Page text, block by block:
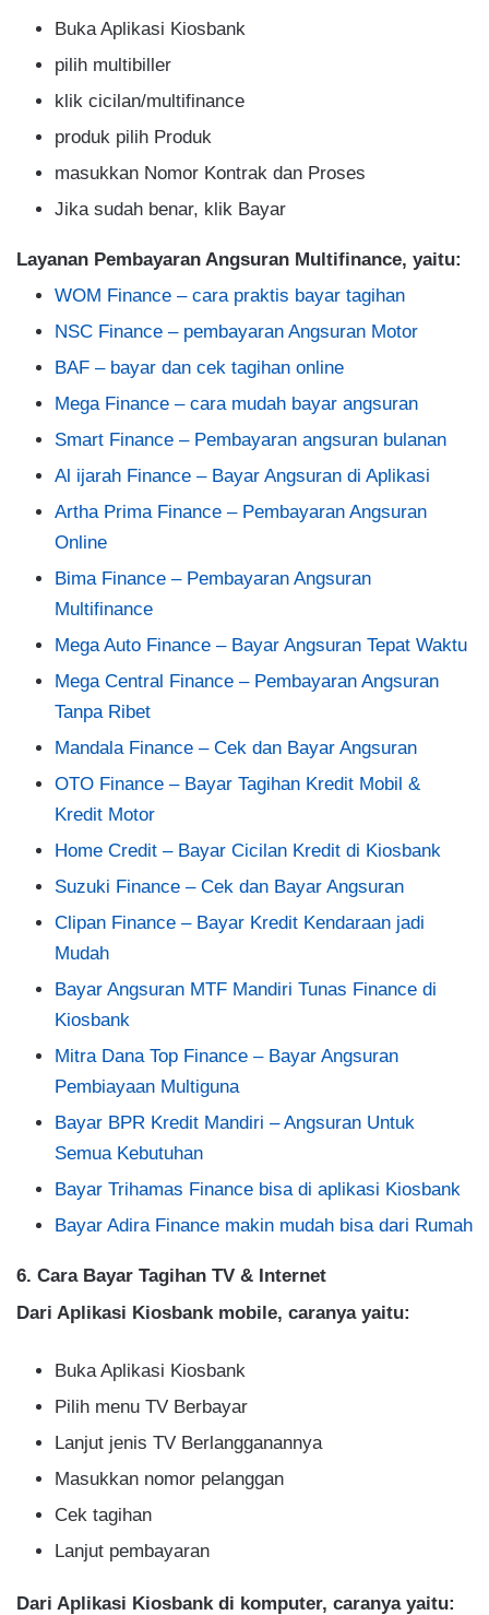
Buka Aplikasi Kiosbank
pilih multibiller
klik cicilan/multifinance
produk pilih Produk
masukkan Nomor Kontrak dan Proses
Jika sudah benar, klik Bayar
Layanan Pembayaran Angsuran Multifinance, yaitu:
WOM Finance – cara praktis bayar tagihan
NSC Finance – pembayaran Angsuran Motor
BAF – bayar dan cek tagihan online
Mega Finance – cara mudah bayar angsuran
Smart Finance – Pembayaran angsuran bulanan
Al ijarah Finance – Bayar Angsuran di Aplikasi
Artha Prima Finance – Pembayaran Angsuran
Online
Bima Finance – Pembayaran Angsuran
Multifinance
Mega Auto Finance – Bayar Angsuran Tepat Waktu
Mega Central Finance – Pembayaran Angsuran
Tanpa Ribet
Mandala Finance – Cek dan Bayar Angsuran
OTO Finance – Bayar Tagihan Kredit Mobil &
Kredit Motor
Home Credit – Bayar Cicilan Kredit di Kiosbank
Suzuki Finance – Cek dan Bayar Angsuran
Clipan Finance – Bayar Kredit Kendaraan jadi
Mudah
Bayar Angsuran MTF Mandiri Tunas Finance di
Kiosbank
Mitra Dana Top Finance – Bayar Angsuran
Pembiayaan Multiguna
Bayar BPR Kredit Mandiri – Angsuran Untuk
Semua Kebutuhan
Bayar Trihamas Finance bisa di aplikasi Kiosbank
Bayar Adira Finance makin mudah bisa dari Rumah
6. Cara Bayar Tagihan TV & Internet
Dari Aplikasi Kiosbank mobile, caranya yaitu:
Buka Aplikasi Kiosbank
Pilih menu TV Berbayar
Lanjut jenis TV Berlangganannya
Masukkan nomor pelanggan
Cek tagihan
Lanjut pembayaran
Dari Aplikasi Kiosbank di komputer, caranya yaitu: